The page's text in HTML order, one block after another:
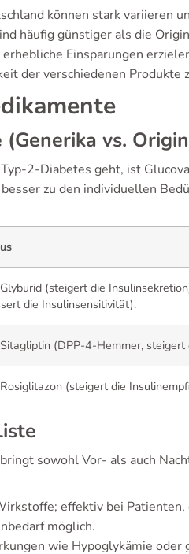
können stark variieren
häufig günstiger als die
Einsparungen
der verschiedenen
vs.
2-Diabetes geht, ist
zu den individuellen
(steigert die
die Insulinsensitivität).
(DPP-4-Hemmer,
(steigert die
sowohl Vor- als auch
effektiv bei
möglich.
wie Hypoglykämie